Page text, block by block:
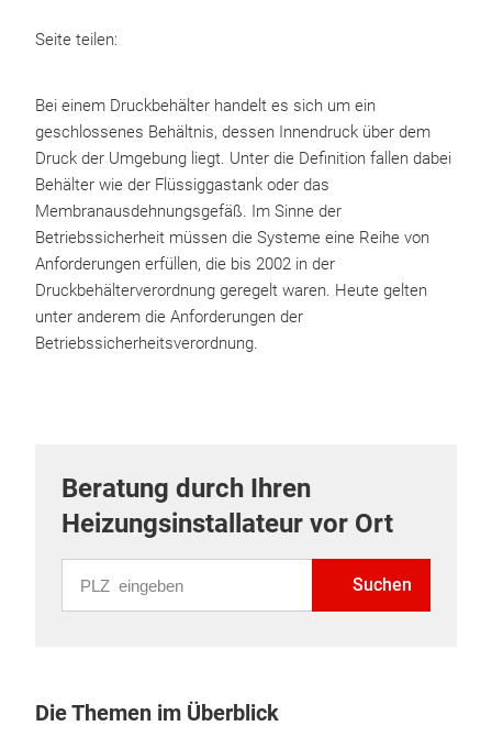
Seite teilen:
Bei einem Druckbehälter handelt es sich um ein
geschlossenes Behältnis, dessen Innendruck über dem
Druck der Umgebung liegt. Unter die Definition fallen dabei
Behälter wie der Flüssiggastank oder das
Membranausdehnungsgefäß. Im Sinne der
Betriebssicherheit müssen die Systeme eine Reihe von
Anforderungen erfüllen, die bis 2002 in der
Druckbehälterverordnung geregelt waren. Heute gelten
unter anderem die Anforderungen der
Betriebssicherheitsverordnung.
Beratung durch Ihren
Heizungsinstallateur vor Ort
Suchen
Die Themen im Überblick